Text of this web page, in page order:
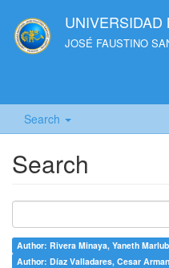
UNIVERSIDAD
JOSÉ FAUSTINO
Search
Search
Author: Rivera Minaya, Yaneth
Author: Díaz Valladares, Cesar